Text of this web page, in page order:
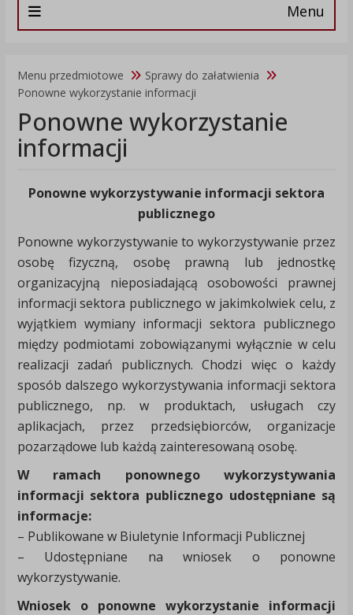
Menu
Menu przedmiotowe
Sprawy do załatwienia
Ponowne wykorzystanie informacji
Ponowne wykorzystanie
informacji
Ponowne wykorzystywanie informacji sektora
publicznego
Ponowne wykorzystywanie to wykorzystywanie przez
osobę fizyczną, osobę prawną lub jednostkę
organizacyjną nieposiadającą osobowości prawnej
informacji sektora publicznego w jakimkolwiek celu, z
wyjątkiem wymiany informacji sektora publicznego
między podmiotami zobowiązanymi wyłącznie w celu
realizacji zadań publicznych. Chodzi więc o każdy
sposób dalszego wykorzystywania informacji sektora
publicznego, np. w produktach, usługach czy
aplikacjach, przez przedsiębiorców, organizacje
pozarządowe lub każdą zainteresowaną osobę.
W ramach ponownego wykorzystywania
informacji sektora publicznego udostępniane są
informacje:
– Publikowane w Biuletynie Informacji Publicznej
– Udostępniane na wniosek o ponowne
wykorzystywanie.
Wniosek o ponowne wykorzystanie informacji